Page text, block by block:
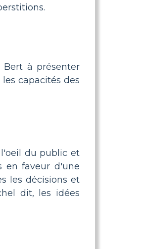
à présenter
capacités des
du public et
en faveur d'une
les décisions et
dit, les idées